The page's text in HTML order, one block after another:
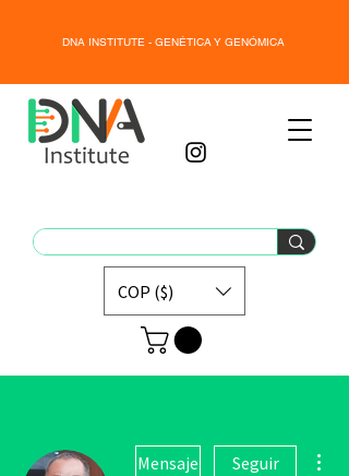
DNA INSTITUTE - GENÉTICA Y GENÓMICA
COP ($)
Mensaje Seguir